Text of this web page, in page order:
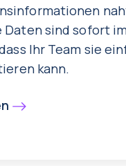
Daten sind sofort
Ihr Team sie
kann.